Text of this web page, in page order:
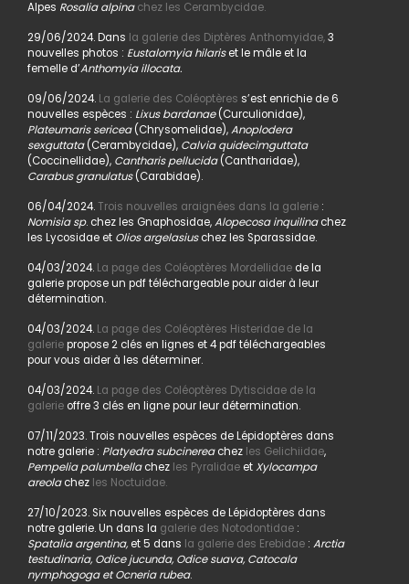
Alpes Rosalia alpina chez les Cerambycidae.
29/06/2024. Dans la galerie des Diptères Anthomyidae,3
nouvelles photos : Eustalomyia hilariset le mâle et la
femelle d’Anthomyia illocata.
09/06/2024.La galerie des Coléoptères s’est enrichie de 6
nouvelles espèces : Lixus bardanae(Curculionidae),
Plateumaris sericea(Chrysomelidae),Anoplodera
sexguttata(Cerambycidae), Calvia quidecimguttata
(Coccinellidae), Cantharis pellucida(Cantharidae),
Carabus granulatus(Carabidae).
06/04/2024.Trois nouvelles araignées dans la galerie:
Nomisia sp. chez les Gnaphosidae,Alopecosa inquilinachez
les Lycosidae et Olios argelasiuschez les Sparassidae.
04/03/2024. La page des Coléoptères Mordellidaede la
galerie propose un pdf téléchargeable pour aider à leur
détermination.
04/03/2024. La page des Coléoptères Histeridae de la
galeriepropose 2 clés en lignes et 4 pdf téléchargeables
pour vous aider à les déterminer.
04/03/2024. La page des Coléoptères Dytiscidae de la
galerieoffre 3 clés en ligne pour leur détermination.
07/11/2023. Trois nouvelles espèces de Lépidoptères dans
notre galerie : Platyedra subcinereachez les Gelichiidae,
Pempelia palumbellachez les PyralidaeetXylocampa
areolachez les Noctuidae.
27/10/2023. Six nouvelles espèces de Lépidoptères dans
notre galerie. Un dans la galerie des Notodontidae:
Spatalia argentina, et 5 dans la galerie des Erebidae: Arctia
testudinaria, Odice jucunda, Odice suava, Catocala
nymphogoga et Ocneria rubea.